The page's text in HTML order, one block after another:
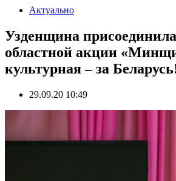
Актуально
Узденщина
областной акции
культурная – за
29.09.20 10:49